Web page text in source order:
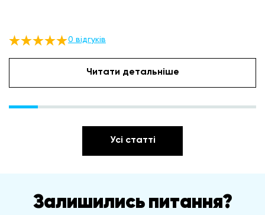
0 відгуків
Читати детальніше
Усі статті
Залишились питання?